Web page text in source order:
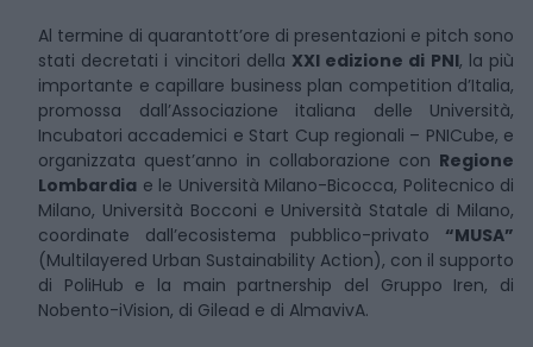
Al termine di quarantott’ore di presentazioni e pitch sono
stati decretati i vincitori della XXI edizione di PNI, la più
importante e capillare business plan competition d’Italia,
promossa dall’Associazione italiana delle Università,
Incubatori accademici e Start Cup regionali – PNICube, e
organizzata quest’anno in collaborazione con Regione
Lombardia e le Università Milano-Bicocca, Politecnico di
Milano, Università Bocconi e Università Statale di Milano,
coordinate dall’ecosistema pubblico-privato “MUSA”
(Multilayered Urban Sustainability Action), con il supporto
di PoliHub e la main partnership del Gruppo Iren, di
Nobento-iVision, di Gilead e di AlmavivA.